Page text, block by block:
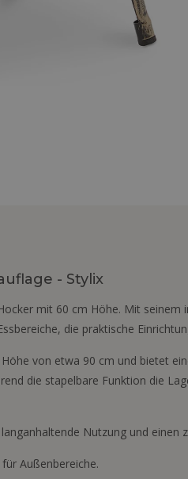
- Stylix
mit 60 cm Höhe. Mit
die praktische
von etwa 90 cm und bietet
die stapelbare Funktion die
Nutzung und einen
Außenbereiche.